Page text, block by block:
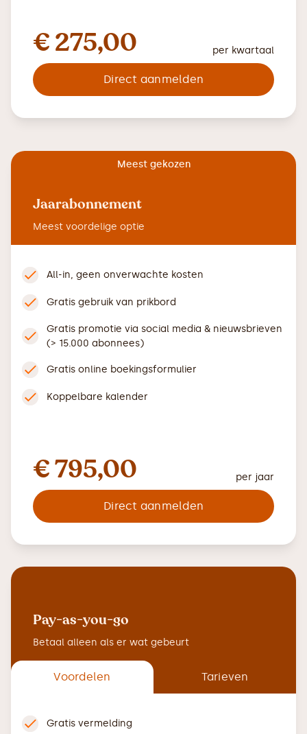
€ 275,00 per kwartaal
Direct aanmelden
Jaarabonnement
Meest voordelige optie
Meest gekozen
All-in, geen onverwachte kosten
Gratis gebruik van prikbord
Gratis promotie via social media & nieuwsbrieven
(> 15.000 abonnees)
Gratis online boekingsformulier
Koppelbare kalender
€ 795,00 per jaar
Direct aanmelden
Pay-as-you-go
Betaal alleen als er wat gebeurt
Voordelen Tarieven
Gratis vermelding